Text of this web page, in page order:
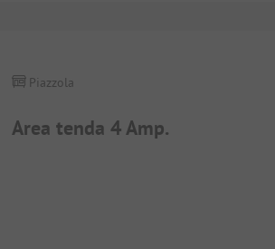
Area tenda 4 Amp.
Piazzola